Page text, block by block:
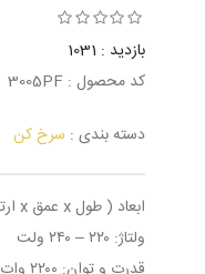
بازدید : 1031
کد محصول : 3005PF
دسته بندی : سرخ کن
ابعاد ( طول x عمق x ارتفاع ) : ۴۵٫۴×۲۸٫۳×۳۵ سانتیمتر
ولتاژ: ۲۲۰ – ۲۴۰ ولت